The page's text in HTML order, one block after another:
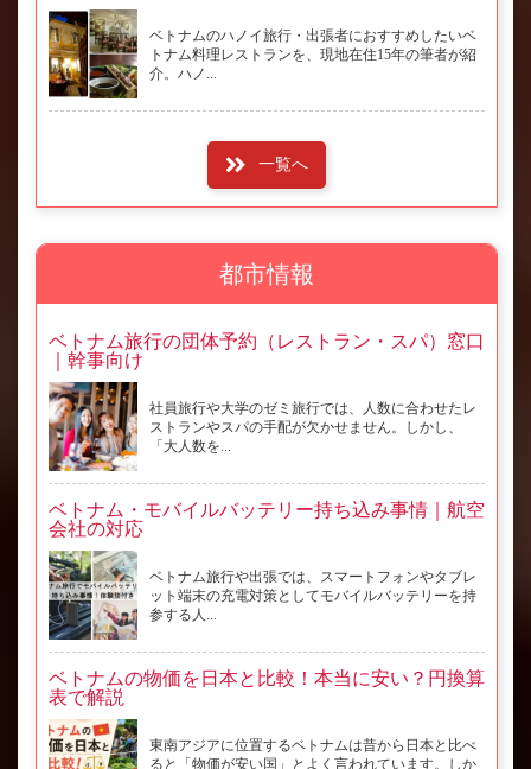
ベトナムのハノイ旅行・出張者におすすめしたいベ
トナム料理レストランを、現地在住15年の筆者が紹
介。ハノ...
一覧へ
都市情報
ベトナム旅行の団体予約（レストラン・スパ）窓口
｜幹事向け
社員旅行や大学のゼミ旅行では、人数に合わせたレ
ストランやスパの手配が欠かせません。しかし、
「大人数を...
ベトナム・モバイルバッテリー持ち込み事情｜航空
会社の対応
ベトナム旅行や出張では、スマートフォンやタブレ
ット端末の充電対策としてモバイルバッテリーを持
参する人...
ベトナムの物価を日本と比較！本当に安い？円換算
表で解説
東南アジアに位置するベトナムは昔から日本と比べ
ると「物価が安い国」とよく言われています。しか